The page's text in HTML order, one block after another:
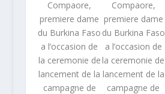
Compaore,
premiere dame
du Burkina Faso
a l’occasion de
la ceremonie de
lancement de la
campagne de
Compaore,
premiere dame
du Burkina Faso
a l’occasion de
la ceremonie de
lancement de la
campagne de